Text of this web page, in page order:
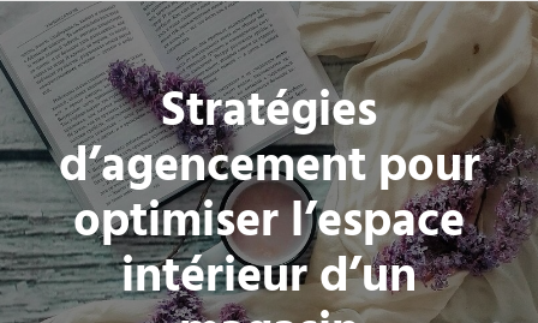
Stratégies
d’agencement pour
optimiser l’espace
intérieur d’un